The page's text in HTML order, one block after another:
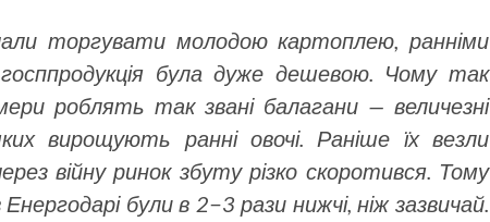
торгувати молодою картоплею, ранніми
була дуже дешевою. Чому так
роблять так звані балагани — величезні
вирощують ранні овочі. Раніше їх везли
війну ринок збуту різко скоротився. Тому
були в 2−3 рази нижчі, ніж зазвичай.